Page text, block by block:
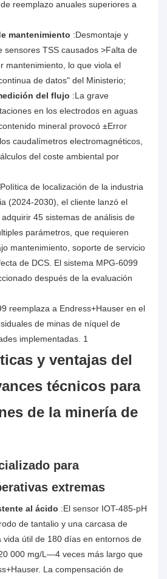
reemplazo anuales superiores a
mantenimiento :Desmontaje y
sensores TSS causados >Falta de
mantenimiento, lo que viola el
de datos" del Ministerio;
del flujo :La grave
en los electrodos en aguas
mineral provocó ±Error
caudalímetros electromagnéticos,
del coste ambiental por
de localización de la industria
(2024-2030), el cliente lanzó el
45 sistemas de análisis de
parámetros, que requieren
mantenimiento, soporte de servicio
de DCS. El sistema MPG-6099
después de la evaluación
y ventajas del
técnicos para
de la minería de
para
extremas
al ácido :El sensor IOT-485-pH
de tantalio y una carcasa de
vida útil de 180 días en entornos de
000 mg/L—4 veces más largo que
La compensación de